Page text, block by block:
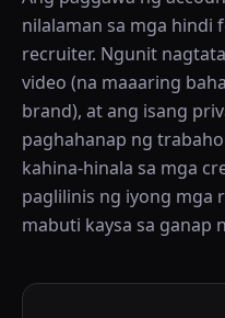
nilalaman sa mga
recruiter. Ngunit
video (na maaaring
brand), at ang isang
paghahanap ng
kahina-hinala sa mga
paglilinis ng iyong mga
mabuti kaysa sa ganap